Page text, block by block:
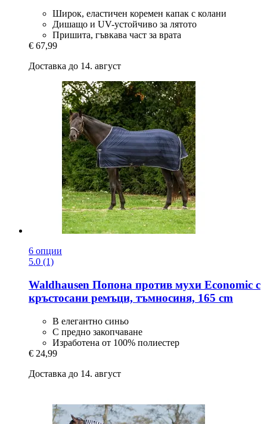
Широк, еластичен коремен капак с колани
Дишащо и UV-устойчиво за лятото
Пришита, гъвкава част за врата
€ 67,99
Доставка до 14. август
6 опции
5.0 (1)
Waldhausen Попона против мухи Economic с
кръстосани ремъци, тъмносиня, 165 cm
В елегантно синьо
С предно закопчаване
Изработена от 100% полиестер
€ 24,99
Доставка до 14. август